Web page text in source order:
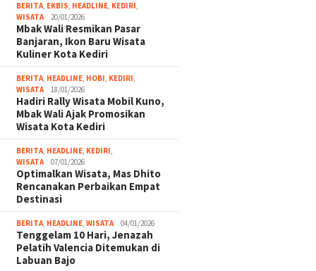
BERITA, EKBIS, HEADLINE, KEDIRI,
WISATA
20/01/2026
Mbak Wali Resmikan Pasar
Banjaran, Ikon Baru Wisata
Kuliner Kota Kediri
BERITA, HEADLINE, HOBI, KEDIRI,
WISATA
18/01/2026
Hadiri Rally Wisata Mobil Kuno,
Mbak Wali Ajak Promosikan
Wisata Kota Kediri
BERITA, HEADLINE, KEDIRI,
WISATA
07/01/2026
Optimalkan Wisata, Mas Dhito
Rencanakan Perbaikan Empat
Destinasi
BERITA, HEADLINE,WISATA 04/01/2026
Tenggelam 10 Hari, Jenazah
Pelatih Valencia Ditemukan di
Labuan Bajo